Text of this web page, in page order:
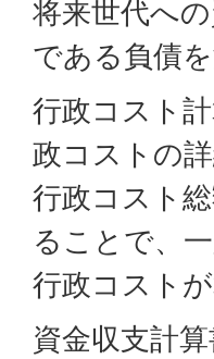
将来世代へ
である負債
行政コスト
政コストの
行政コスト
ることで、
行政コスト
資金収支計